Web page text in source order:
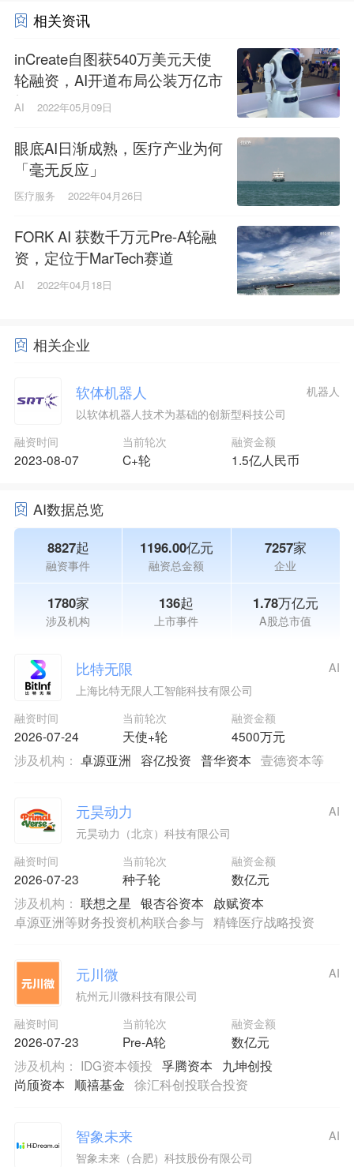
相关资讯
inCreate自图获540万美元天使
轮融资，AI开道布局公装万亿市
场
AI 2022年05月09日
眼底AI日渐成熟，医疗产业为何
「毫无反应」
医疗服务 2022年04月26日
FORK AI 获数千万元Pre-A轮融
资，定位于MarTech赛道
AI 2022年04月18日
相关企业
软体机器人
以软体机器人技术为基础的创新型科技公司
机器人
融资时间
2023-08-07
当前轮次
C+轮
融资金额
1.5亿人民币
AI数据总览
8827起
融资事件
1196.00亿元
融资总金额
7257家
企业
1780家
涉及机构
136起
上市事件
1.78万亿元
A股总市值
比特无限
上海比特无限人工智能科技有限公司
融资时间
2026-07-24
当前轮次
天使+轮
融资金额
4500万元
AI
涉及机构： 卓源亚洲 容亿投资 普华资本 壹德资本等
元昊动力
元昊动力（北京）科技有限公司
融资时间
2026-07-23
当前轮次
种子轮
融资金额
数亿元
AI
涉及机构： 联想之星 银杏谷资本
啟赋资本
卓源亚洲等财务投资机构联合参与 精锋医疗战略投资
元川微
杭州元川微科技有限公司
融资时间
2026-07-23
当前轮次
Pre-A轮
融资金额
数亿元
AI
涉及机构： IDG资本领投 孚腾资本
九坤创投
尚颀资本
顺禧基金 徐汇科创投联合投资
智象未来
智象未来（合肥）科技股份有限公司
AI